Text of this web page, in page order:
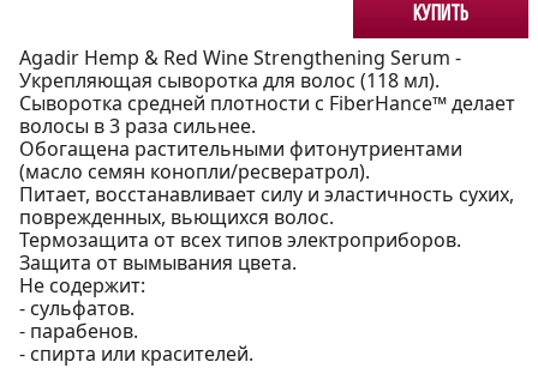
Купить
Agadir Hemp & Red Wine Strengthening Serum -
Укрепляющая сыворотка для волос (118 мл).
Сыворотка средней плотности с FiberHance™ делает
волосы в 3 раза сильнее.
Обогащена растительными фитонутриентами
(масло семян конопли/ресвератрол).
Питает, восстанавливает силу и эластичность сухих,
поврежденных, вьющихся волос.
Термозащита от всех типов электроприборов.
Защита от вымывания цвета.
Не содержит:
- сульфатов.
- парабенов.
- спирта или красителей.